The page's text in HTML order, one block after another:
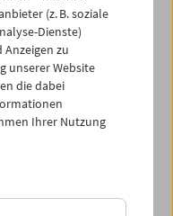
Stellung und
mit dem
und freut uns
und nachhaltige
bestätigt", so
des Umweltzeichens
(z. B. soziale
Dienste)
zu
unserer Website
die dabei
Ihrer Nutzung